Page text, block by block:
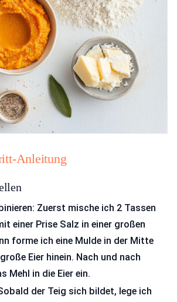
Anleitung
Zuerst mische ich 2 Tassen
einer Prise Salz in einer großen
forme ich eine Mulde in der Mitte
Eier hinein. Nach und nach
Mehl in die Eier ein.
der Teig sich bildet, lege ich